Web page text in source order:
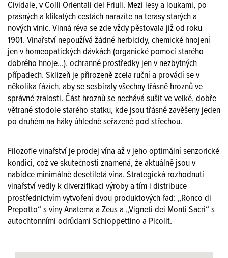
Cividale, v Colli Orientali del Friuli. Mezi lesy a loukami, po
prašných a klikatých cestách narazíte na terasy starých a
nových vinic. Vinná réva se zde vždy pěstovala již od roku
1901. Vinařství nepoužívá žádné herbicidy, chemické hnojení
jen v homeopatických dávkách (organické pomocí starého
dobrého hnoje...), ochranné prostředky jen v nezbytných
případech. Sklizeň je přirozeně zcela ruční a provádí se v
několika fázích, aby se sesbíraly všechny třásně hroznů ve
správné zralosti. Část hroznů se nechává sušit ve velké, dobře
větrané stodole starého statku, kde jsou třásně zavěšeny jeden
po druhém na háky úhledně seřazené pod střechou.
Filozofie vinařství je prodej vína až v jeho optimální senzorické
kondici, což ve skutečnosti znamená, že aktuálně jsou v
nabídce minimálně desetiletá vína. Strategická rozhodnutí
vinařství vedly k diverzifikaci výroby a tím i distribuce
prostřednictvím vytvoření dvou produktových řad: „Ronco di
Prepotto“ s víny Anatema a Zeus a „Vigneti dei Monti Sacri“ s
autochtonními odrůdami Schioppettino a Picolit.